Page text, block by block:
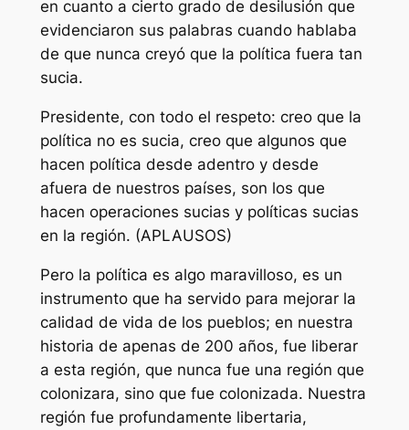
en cuanto a cierto grado de desilusión que
evidenciaron sus palabras cuando hablaba
de que nunca creyó que la política fuera tan
sucia.
Presidente, con todo el respeto: creo que la
política no es sucia, creo que algunos que
hacen política desde adentro y desde
afuera de nuestros países, son los que
hacen operaciones sucias y políticas sucias
en la región. (APLAUSOS)
Pero la política es algo maravilloso, es un
instrumento que ha servido para mejorar la
calidad de vida de los pueblos; en nuestra
historia de apenas de 200 años, fue liberar
a esta región, que nunca fue una región que
colonizara, sino que fue colonizada. Nuestra
región fue profundamente libertaria,